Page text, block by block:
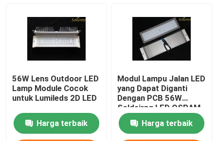
Lensa Optik LED
Modul PCB LED
Lampu LED
56W Lens Outdoor LED
Lamp Module Cocok
untuk Lumileds 2D LED
Harga terbaik
Modul Lampu Jalan LED
yang Dapat Diganti
Dengan PCB 56W
Soldeirng LED OSRAM
Duris S5
Harga terbaik